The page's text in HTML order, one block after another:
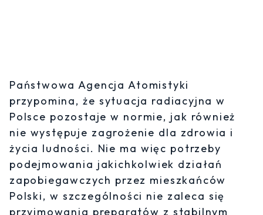
Państwowa Agencja Atomistyki
przypomina, że sytuacja radiacyjna w
Polsce pozostaje w normie, jak również
nie występuje zagrożenie dla zdrowia i
życia ludności. Nie ma więc potrzeby
podejmowania jakichkolwiek działań
zapobiegawczych przez mieszkańców
Polski, w szczególności nie zaleca się
przyjmowania preparatów z stabilnym